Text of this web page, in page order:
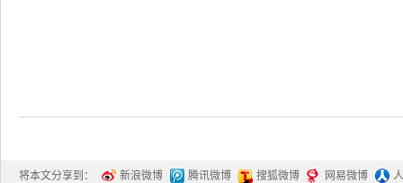
将本文分享到： 新浪微博 腾讯微博 搜狐微博 网易微博